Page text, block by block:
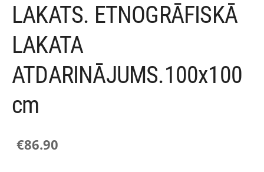
LAKATS. ETNOGRĀFISKĀ
LAKATA
ATDARINĀJUMS.100x100
cm
€86.90